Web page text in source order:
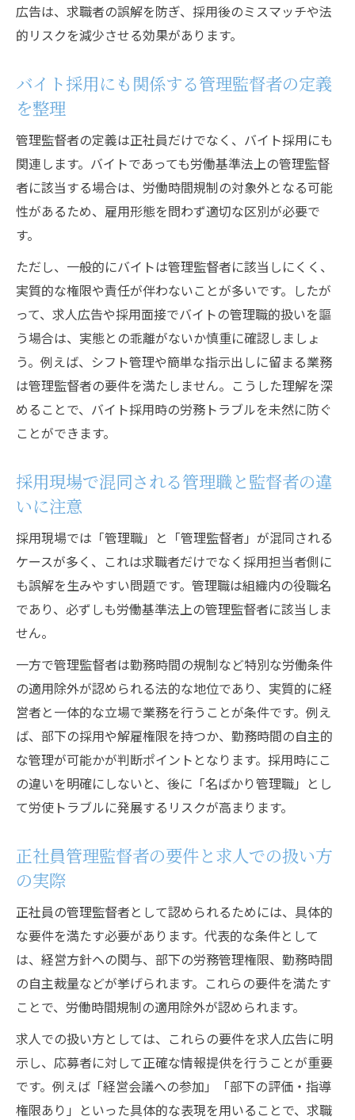
広告は、求職者の誤解を防ぎ、採用後のミスマッチや法
的リスクを減少させる効果があります。
バイト採用にも関係する管理監督者の定義
を整理
管理監督者の定義は正社員だけでなく、バイト採用にも
関連します。バイトであっても労働基準法上の管理監督
者に該当する場合は、労働時間規制の対象外となる可能
性があるため、雇用形態を問わず適切な区別が必要で
す。
ただし、一般的にバイトは管理監督者に該当しにくく、
実質的な権限や責任が伴わないことが多いです。したが
って、求人広告や採用面接でバイトの管理職的扱いを謳
う場合は、実態との乖離がないか慎重に確認しましょ
う。例えば、シフト管理や簡単な指示出しに留まる業務
は管理監督者の要件を満たしません。こうした理解を深
めることで、バイト採用時の労務トラブルを未然に防ぐ
ことができます。
採用現場で混同される管理職と監督者の違
いに注意
採用現場では「管理職」と「管理監督者」が混同される
ケースが多く、これは求職者だけでなく採用担当者側に
も誤解を生みやすい問題です。管理職は組織内の役職名
であり、必ずしも労働基準法上の管理監督者に該当しま
せん。
一方で管理監督者は勤務時間の規制など特別な労働条件
の適用除外が認められる法的な地位であり、実質的に経
営者と一体的な立場で業務を行うことが条件です。例え
ば、部下の採用や解雇権限を持つか、勤務時間の自主的
な管理が可能かが判断ポイントとなります。採用時にこ
の違いを明確にしないと、後に「名ばかり管理職」とし
て労使トラブルに発展するリスクが高まります。
正社員管理監督者の要件と求人での扱い方
の実際
正社員の管理監督者として認められるためには、具体的
な要件を満たす必要があります。代表的な条件として
は、経営方針への関与、部下の労務管理権限、勤務時間
の自主裁量などが挙げられます。これらの要件を満たす
ことで、労働時間規制の適用除外が認められます。
求人での扱い方としては、これらの要件を求人広告に明
示し、応募者に対して正確な情報提供を行うことが重要
です。例えば「経営会議への参加」「部下の評価・指導
権限あり」といった具体的な表現を用いることで、求職